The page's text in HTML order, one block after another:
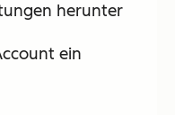
herunter
ein